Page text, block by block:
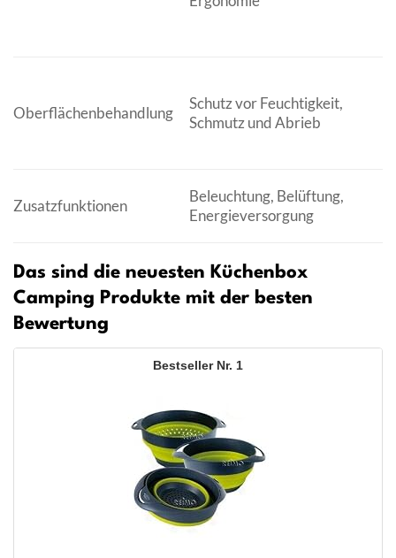
Oberflächenbehandlung
Schutz vor Feuchtigkeit,
Schmutz und Abrieb
Zusatzfunktionen
Beleuchtung, Belüftung,
Energieversorgung
Das sind die neuesten Küchenbox
Camping Produkte mit der besten
Bewertung
1